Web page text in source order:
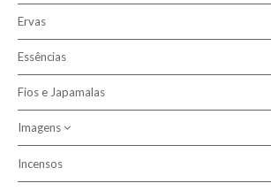
Ervas
Essências
Fios e Japamalas
Imagens
Católicas
Incensos